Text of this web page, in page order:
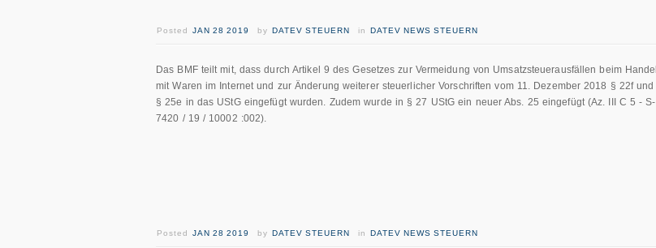
Posted JAN 28 2019 by DATEV STEUERN in DATEV NEWS STEUERN
Das BMF teilt mit, dass durch Artikel 9 des Gesetzes zur Vermeidung von Umsatzsteuerausfällen beim Handel
mit Waren im Internet und zur Änderung weiterer steuerlicher Vorschriften vom 11. Dezember 2018 § 22f und
§ 25e in das UStG eingefügt wurden. Zudem wurde in § 27 UStG ein neuer Abs. 25 eingefügt (Az. III C 5 - S-
7420 / 19 / 10002 :002).
Posted JAN 28 2019 by DATEV STEUERN in DATEV NEWS STEUERN